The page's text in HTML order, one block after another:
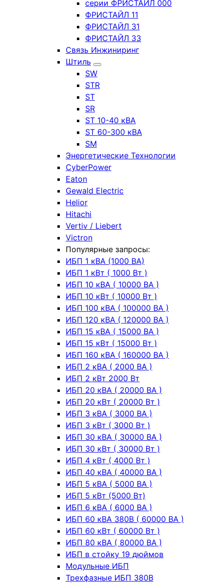
серии ФРИСТАЙЛ 000
ФРИСТАЙЛ 11
ФРИСТАЙЛ 31
ФРИСТАЙЛ 33
Связь Инжиниринг
Штиль
SW
STR
ST
SR
ST 10-40 кВА
ST 60-300 кВА
SM
Энергетические Технологии
CyberPower
Eaton
Gewald Electric
Helior
Hitachi
Vertiv / Liebert
Victron
Популярные запросы:
ИБП 1 кВА (1000 ВА)
ИБП 1 кВт ( 1000 Вт )
ИБП 10 кВА ( 10000 ВА )
ИБП 10 кВт ( 10000 Вт )
ИБП 100 кВА ( 100000 ВА )
ИБП 120 кВА ( 120000 ВА )
ИБП 15 кВА ( 15000 ВА )
ИБП 15 кВт ( 15000 Вт )
ИБП 160 кВА ( 160000 ВА )
ИБП 2 кВА ( 2000 ВА )
ИБП 2 кВт 2000 Вт
ИБП 20 кВА ( 20000 ВА )
ИБП 20 кВт ( 20000 Вт )
ИБП 3 кВА ( 3000 ВА )
ИБП 3 кВт ( 3000 Вт )
ИБП 30 кВА ( 30000 ВА )
ИБП 30 кВт ( 30000 Вт )
ИБП 4 кВт ( 4000 Вт )
ИБП 40 кВА ( 40000 ВА )
ИБП 5 кВА ( 5000 ВА )
ИБП 5 кВт (5000 Вт)
ИБП 6 кВА ( 6000 ВА )
ИБП 60 кВА 380В ( 60000 ВА )
ИБП 60 кВт ( 60000 Вт )
ИБП 80 кВА ( 80000 ВА )
ИБП в стойку 19 дюймов
Модульные ИБП
Трехфазные ИБП 380В